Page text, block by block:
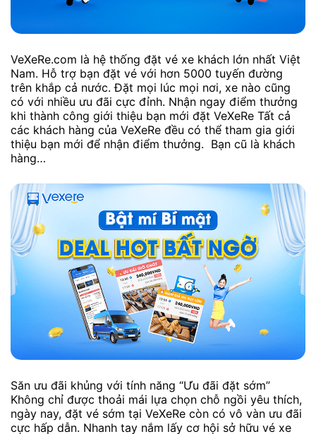
VeXeRe.com là hệ thống đặt vé xe khách lớn nhất Việt
Nam. Hỗ trợ bạn đặt vé với hơn 5000 tuyến đường
trên khắp cả nước. Đặt mọi lúc mọi nơi, xe nào cũng
có với nhiều ưu đãi cực đỉnh. Nhận ngay điểm thưởng
khi thành công giới thiệu bạn mới đặt VeXeRe Tất cả
các khách hàng của VeXeRe đều có thể tham gia giới
thiệu bạn mới để nhận điểm thưởng. Bạn cũ là khách
hàng…
Săn ưu đãi khủng với tính năng “Ưu đãi đặt sớm”
Không chỉ được thoải mái lựa chọn chỗ ngồi yêu thích,
ngày nay, đặt vé sớm tại VeXeRe còn có vô vàn ưu đãi
cực hấp dẫn. Nhanh tay nắm lấy cơ hội sở hữu vé xe